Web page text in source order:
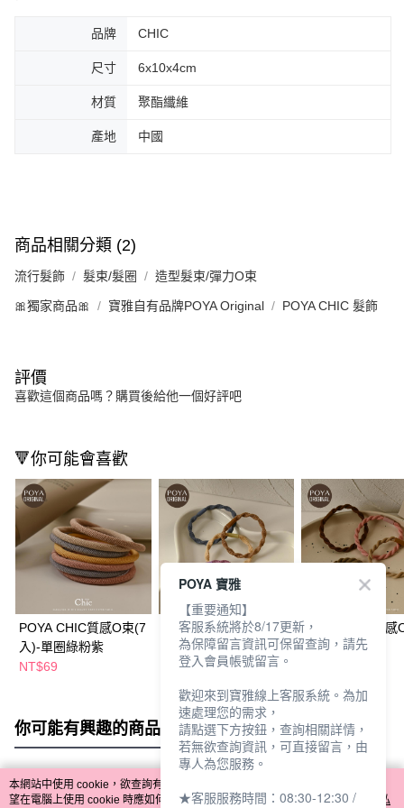
品牌 CHIC
尺寸 6x10x4cm
材質 聚酯纖維
產地 中國
商品相關分類 (2)
流行髮飾 髮束/髮圈 造型髮束/彈力O束
🎀獨家商品🎀 寶雅自有品牌POYA Original POYA CHIC 髮飾
評價
喜歡這個商品嗎？購買後給他一個好評吧
🔻你可能會喜歡
POYA CHIC質感O束(7
入)-單圈綠粉紫
NT$69
POYA CHIC質感O束7
入-波浪-綠粉藍黃咖
NT$69
POYA CHIC質感
入-螺旋-玫瑰
你可能有興趣的商品 全站排行
熱門標籤
本網站中使用 cookie，欲查詢有關本網站使用 cookie 方式之詳情，及若您不希
望在電腦上使用 cookie 時應如何變更電腦的 cookie 設定，請參閱本網站「
隱私
POYA 寶雅
【重要通知】
客服系統將於8/17更新，
為保障留言資訊可保留查詢，請先
登入會員帳號留言。
歡迎來到寶雅線上客服系統。為加
速處理您的需求，
請點選下方按鈕，查詢相關詳情，
若無欲查詢資訊，可直接留言，由
專人為您服務。
★客服服務時間：08:30-12:30 /